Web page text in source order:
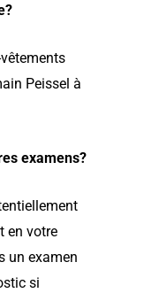
vêtements
Peissel à
examens?
en votre
un examen
si